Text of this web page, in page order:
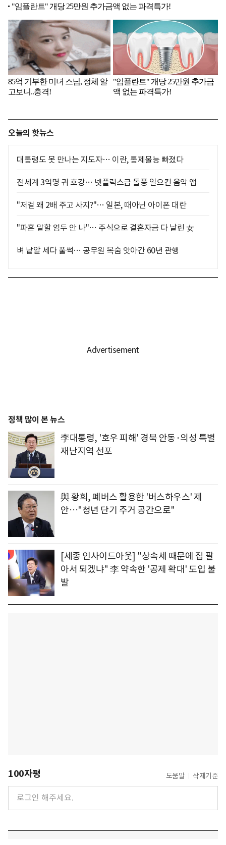
오늘의 핫뉴스
대통령도 못 만나는 지도자… 이란, 통제불능 빠졌다
전세계 3억명 귀 호강… 넷플릭스급 돌풍 일으킨 음악 앱
"저걸 왜 2배 주고 사지?"… 일본, 때아닌 아이폰 대란
"파혼 말할 엄두 안 나"… 주식으로 결혼자금 다 날린 女
벼 낱알 세다 풀썩… 공무원 목숨 앗아간 60년 관행
정책 많이 본 뉴스
李대통령, '호우 피해' 경북 안동·의성 특별
재난지역 선포
與 황희, 폐버스 활용한 '버스하우스' 제
안…"청년 단기 주거 공간으로"
[세종 인사이드아웃] "상속세 때문에 집 팔
아서 되겠냐" 李 약속한 '공제 확대' 도입 불
발
100자평 도움말 삭제기준